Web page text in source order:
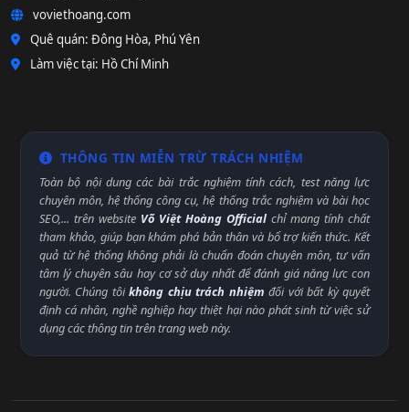
voviethoang.com
Quê quán: Đông Hòa, Phú Yên
Làm việc tại: Hồ Chí Minh
THÔNG TIN MIỄN TRỪ TRÁCH NHIỆM
Toàn bộ nội dung các bài trắc nghiệm tính cách, test năng lực
chuyên môn, hệ thống công cụ, hệ thống trắc nghiệm và bài học
SEO,... trên website Võ Việt Hoàng Official chỉ mang tính chất
tham khảo, giúp bạn khám phá bản thân và bổ trợ kiến thức. Kết
quả từ hệ thống không phải là chuẩn đoán chuyên môn, tư vấn
tâm lý chuyên sâu hay cơ sở duy nhất để đánh giá năng lực con
người. Chúng tôikhông chịu trách nhiệm đối với bất kỳ quyết
định cá nhân, nghề nghiệp hay thiệt hại nào phát sinh từ việc sử
dụng các thông tin trên trang web này.